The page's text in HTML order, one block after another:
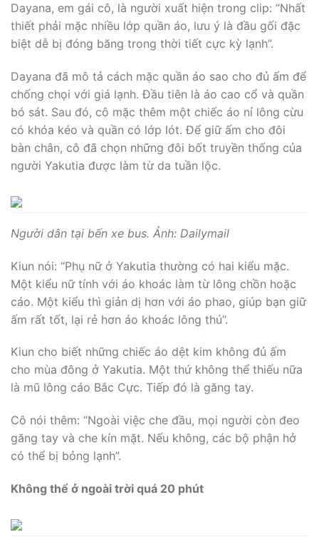
Dayana, em gái cô, là người xuất hiện trong clip: “Nhất
thiết phải mặc nhiều lớp quần áo, lưu ý là đầu gối đặc
biệt dễ bị đóng băng trong thời tiết cực kỳ lạnh”.
Dayana đã mô tả cách mặc quần áo sao cho đủ ấm để
chống chọi với giá lạnh. Đầu tiên là áo cao cổ và quần
bó sát. Sau đó, cô mặc thêm một chiếc áo nỉ lông cừu
có khóa kéo và quần có lớp lót. Để giữ ấm cho đôi
bàn chân, cô đã chọn những đôi bốt truyền thống của
người Yakutia được làm từ da tuần lộc.
Người dân tại bến xe bus. Ảnh: Dailymail
Kiun nói: “Phụ nữ ở Yakutia thường có hai kiểu mặc.
Một kiểu nữ tính với áo khoác làm từ lông chồn hoặc
cáo. Một kiểu thì giản dị hơn với áo phao, giúp bạn giữ
ấm rất tốt, lại rẻ hơn áo khoác lông thú”.
Kiun cho biết những chiếc áo dệt kim không đủ ấm
cho mùa đông ở Yakutia. Một thứ không thể thiếu nữa
là mũ lông cáo Bắc Cực. Tiếp đó là găng tay.
Cô nói thêm: “Ngoài việc che đầu, mọi người còn đeo
găng tay và che kín mặt. Nếu không, các bộ phận hở
có thể bị bỏng lạnh”.
Không thể ở ngoài trời quá 20 phút